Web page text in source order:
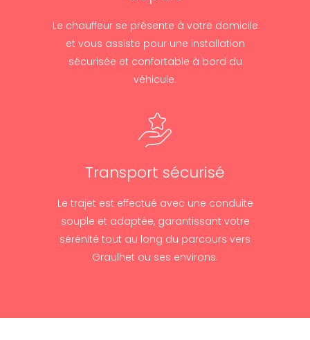
Le chauffeur se présente à votre domicile
et vous assiste pour une installation
sécurisée et confortable à bord du
véhicule.
Transport sécurisé
Le trajet est effectué avec une conduite
souple et adaptée, garantissant votre
sérénité tout au long du parcours vers
Graulhet ou ses environs.